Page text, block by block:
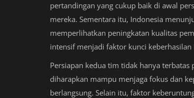
pertandingan yang cukup baik di awal
mereka. Sementara itu, Indonesia
memperlihatkan peningkatan kualitas
intensif menjadi faktor kunci
Persiapan kedua tim tidak hanya
diharapkan mampu menjaga fokus dan
berlangsung. Selain itu, faktor